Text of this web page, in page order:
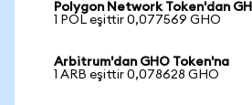
Polygon Network Token'dan
1 POL eşittir 0,077569 GHO
Arbitrum'dan GHO Token'na
1 ARB eşittir 0,078628 GHO